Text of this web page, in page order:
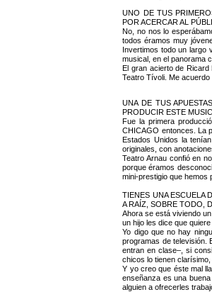
UNO DE TUS
POR ACERCAR AL
No, no nos lo
todos éramos muy
Invertimos todo un
musical, en el panorama
El gran acierto de
Teatro Tívoli. Me
UNA DE TUS
PRODUCIR ESTE
Fue la primera
CHICAGO entonces. La
Estados Unidos la
originales, con
Teatro Arnau confió en
porque éramos
mini-prestigio que hemos
TIENES UNA ESCUELA
A RAÍZ, SOBRE TODO,
Ahora se está viviendo
un hijo les dice que
Yo digo que no hay
programas de televisión.
entran en clase–, si
chicos lo tienen
Y yo creo que éste mal
enseñanza es una
alguien a ofrecerles